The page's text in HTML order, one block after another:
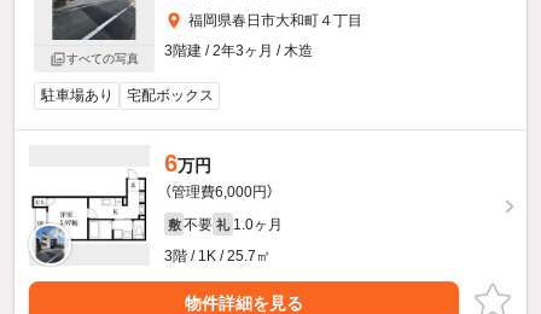
すべての写真
福岡県春日市大和町４丁目
3階建 / 2年3ヶ月 / 木造
駐車場あり 宅配ボックス
6万円
（管理費6,000円）
敷 不要 礼 1.0ヶ月
3階 / 1K / 25.7㎡
物件詳細を見る